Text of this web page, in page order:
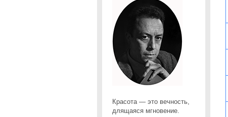
Красота — это вечность,
длящаяся мгновение.